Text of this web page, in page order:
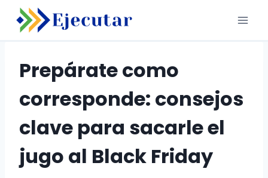
Saltar
contenido
Prepárate como
corresponde: consejos
clave para sacarle el
jugo al Black Friday